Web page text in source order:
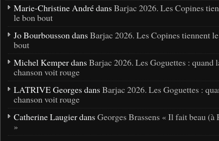
Marie-Christine André dans Barjac 2026. Les Copines
le bon bout
Jo Bourbousson dans Barjac 2026. Les Copines tiennent
bout
Michel Kemper dans Barjac 2026. Les Goguettes : quand
chanson voit rouge
LATRIVE Georges dans Barjac 2026. Les Goguettes :
chanson voit rouge
Catherine Laugier dans Georges Brassens « Il fait beau (à
»